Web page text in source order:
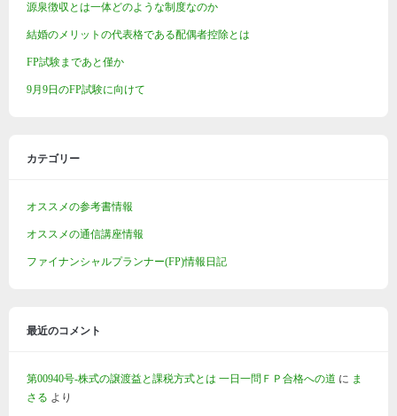
源泉徴収とは一体どのような制度なのか
結婚のメリットの代表格である配偶者控除とは
FP試験まであと僅か
9月9日のFP試験に向けて
カテゴリー
オススメの参考書情報
オススメの通信講座情報
ファイナンシャルプランナー(FP)情報日記
最近のコメント
第00940号-株式の譲渡益と課税方式とは 一日一問ＦＰ合格への道 に ま
さる より